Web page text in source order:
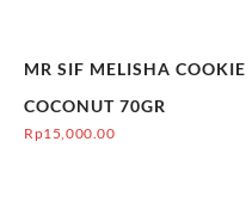
MR SIF MELISHA COOKIE
COCONUT 70GR
Rp15,000.00